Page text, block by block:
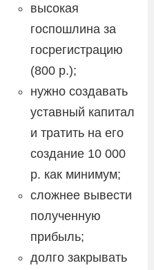
высокая
госпошлина за
госрегистрацию
(800 р.);
нужно создавать
уставный капитал
и тратить на его
создание 10 000
р. как минимум;
сложнее вывести
полученную
прибыль;
долго закрывать